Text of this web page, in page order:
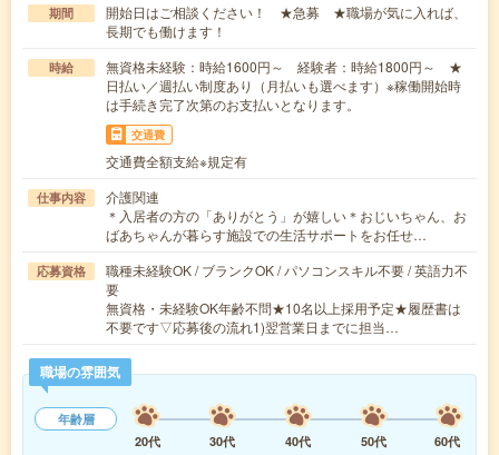
期間
開始日はご相談ください！ ★急募 ★職場が気に入れば、
長期でも働けます！
時給
無資格未経験：時給1600円～ 経験者：時給1800円～ ★
日払い／週払い制度あり（月払いも選べます）※稼働開始時
は手続き完了次第のお支払いとなります。
交通費
交通費全額支給※規定有
仕事内容
介護関連
＊入居者の方の「ありがとう」が嬉しい＊おじいちゃん、お
ばあちゃんが暮らす施設での生活サポートをお任せ…
応募資格
職種未経験OK / ブランクOK / パソコンスキル不要 / 英語力不
要
無資格・未経験OK年齢不問★10名以上採用予定★履歴書は
不要です▽応募後の流れ1)翌営業日までに担当…
職場の雰囲気
年齢層
20代
30代 40代 50代
60代